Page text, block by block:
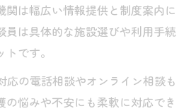
関は幅広い情報提供と制度案内に
員は具体的な施設選びや利用手続
です。
応の電話相談やオンライン相談も
の悩みや不安にも柔軟に対応でき